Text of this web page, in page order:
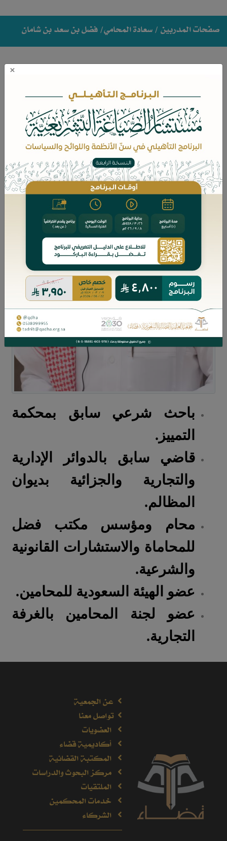
صفحات المدربين / سعادة المحامي/ فضل بن سعد بن شامان
سعادة المحامي/ فضل بن سعد بن
شامان
باحث شرعي سابق بمحكمة
التمييز.
قاضي سابق بالدوائر الإدارية
والتجارية والجزائية بديوان
المظالم.
محام ومؤسس مكتب فضل
للمحاماة والاستشارات القانونية
والشرعية.
عضو الهيئة السعودية للمحامين.
عضو لجنة المحامين بالغرفة
التجارية.
عن الجمعية
تواصل معنا
العضويات
أكاديمية قضاء
المكتبة القضائية
مركز البحوث والدراسات
الملتقيات
خدمات المحكمين
الشركاء
×